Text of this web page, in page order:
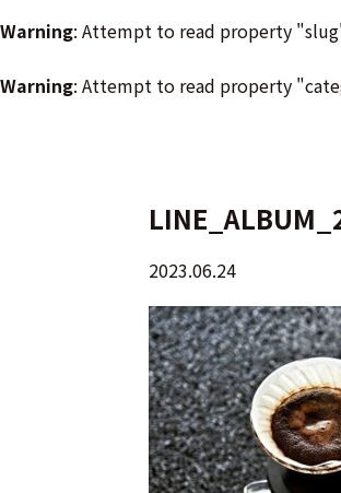
Warning: Attempt to read property
Warning: Attempt to read property
2023.06.24